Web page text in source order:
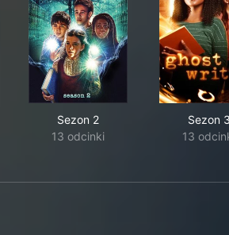
Sezon 2
13 odcinki
Sezon
13